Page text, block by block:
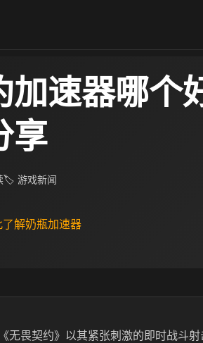
加速器哪个
享
🏷 游戏新闻
解奶瓶加速器
无畏契约》以其紧张刺激的即时战斗